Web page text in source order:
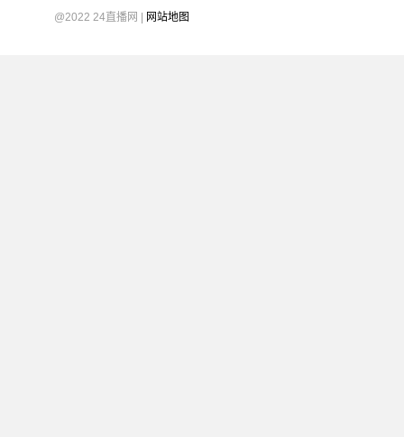
@2022 24直播网 | 网站地图